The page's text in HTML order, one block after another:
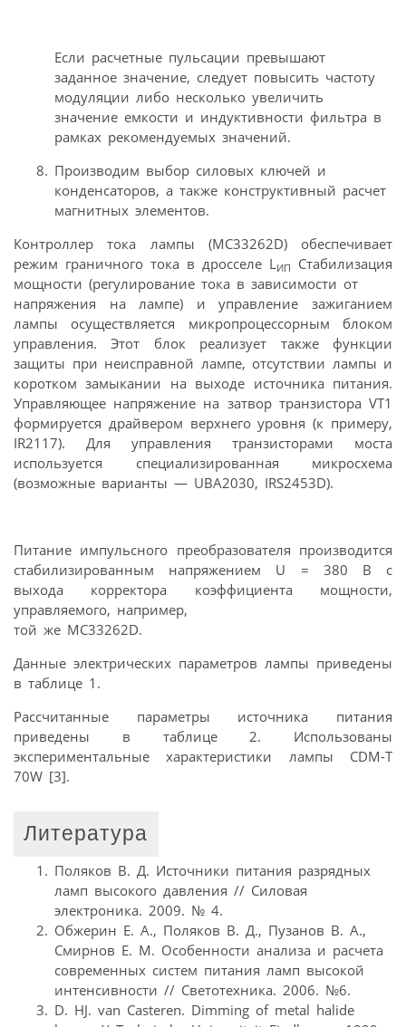
Если расчетные пульсации превышают
заданное значение, следует повысить частоту
модуляции либо несколько увеличить
значение емкости и индуктивности фильтра в
рамках рекомендуемых значений.
Производим выбор силовых ключей и
конденсаторов, а также конструктивный расчет
магнитных элементов.
Контроллер тока лампы (MC33262D) обеспечивает
режим граничного тока в дросселе L ИП
Стабилизация
мощности (регулирование тока в зависимости от
напряжения на лампе) и управление зажиганием
лампы осуществляется микропроцессорным блоком
управления. Этот блок реализует также функции
защиты при неисправной лампе, отсутствии лампы и
коротком замыкании на выходе источника питания.
Управляющее напряжение на затвор транзистора VT1
формируется драйвером верхнего уровня (к примеру,
IR2117). Для управления транзисторами моста
используется специализированная микросхема
(возможные варианты — UBA2030, IRS2453D).
Питание импульсного преобразователя производится
стабилизированным напряжением U = 380 В с
выхода корректора коэффициента мощности,
управляемого, например,
той же MC33262D.
Данные электрических параметров лампы приведены
в таблице 1.
Рассчитанные параметры источника питания
приведены в таблице 2. Использованы
экспериментальные характеристики лампы CDM-T
70W [3].
Литература
Поляков В. Д. Источники питания разрядных
ламп высокого давления // Силовая
электроника. 2009. № 4.
Обжерин Е. А., Поляков В. Д., Пузанов В. А.,
Смирнов Е. М. Особенности анализа и расчета
современных систем питания ламп высокой
интенсивности // Светотехника. 2006. №6.
D. HJ. van Casteren. Dimming of metal halide